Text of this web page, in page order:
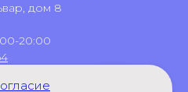
дом 8
20:00